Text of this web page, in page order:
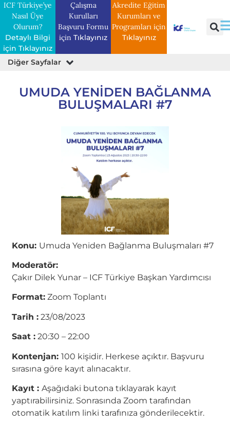
ICF Türkiye’ye
Nasıl Üye
Olurum?
Detaylı Bilgi
için Tıklayınız
Çalışma
Kurulları
Başvuru Formu
içinTıklayınız
Akredite Eğitim
Kurumları ve
Programları için
Tıklayınız
Diğer Sayfalar
UMUDA YENIDEN BAĞLANMA
BULUŞMALARI #7
Konu: Umuda Yeniden Bağlanma Buluşmaları #7
Moderatör:
Çakır Dilek Yunar – ICF Türkiye Başkan Yardımcısı
Format: Zoom Toplantı
Tarih : 23/08/2023
Saat : 20:30 – 22:00
Kontenjan:100 kişidir. Herkese açıktır. Başvuru
sırasına göre kayıt alınacaktır.
Kayıt :Aşağıdaki butona tıklayarak kayıt
yaptırabilirsiniz. Sonrasında Zoom tarafından
otomatik katılım linki tarafınıza gönderilecektir.